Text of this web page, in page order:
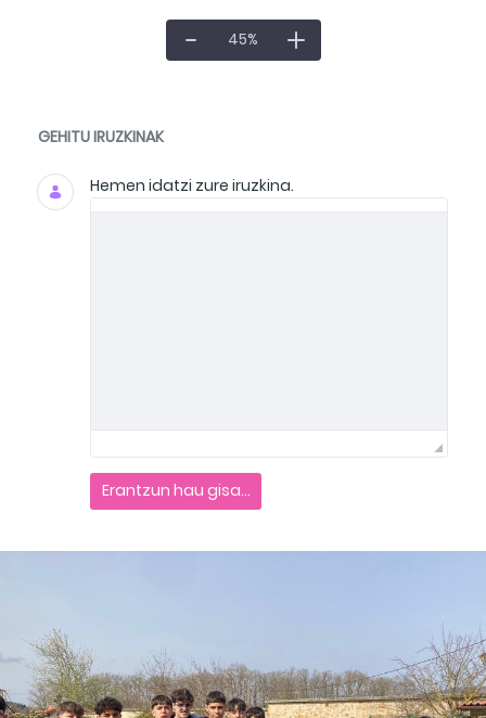
45%
GEHITU IRUZKINAK
Hemen idatzi zure iruzkina.
Erantzun hau gisa...